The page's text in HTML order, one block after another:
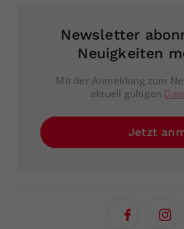
Newsletter
Neuigkeiten
Mit der Anmeldung zum
aktuell gültigen
Jetzt